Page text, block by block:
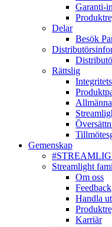
Garanti-
Delar
Besök
Rättslig
Gemenskap
Streamlight
Om oss
Feedback
Handla
Karriär